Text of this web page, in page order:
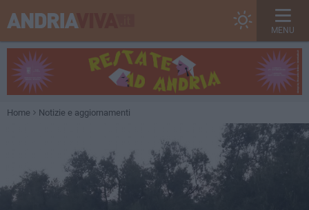
MENU
Home Notizie e aggiornamenti